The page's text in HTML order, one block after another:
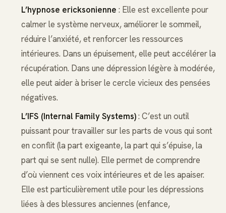
L’hypnose ericksonienne : Elle est excellente pour
calmer le système nerveux, améliorer le sommeil,
réduire l’anxiété, et renforcer les ressources
intérieures. Dans un épuisement, elle peut accélérer la
récupération. Dans une dépression légère à modérée,
elle peut aider à briser le cercle vicieux des pensées
négatives.
L’IFS (Internal Family Systems): C’est un outil
puissant pour travailler sur les parts de vous qui sont
en conflit (la part exigeante, la part qui s’épuise, la
part qui se sent nulle). Elle permet de comprendre
d’où viennent ces voix intérieures et de les apaiser.
Elle est particulièrement utile pour les dépressions
liées à des blessures anciennes (enfance,